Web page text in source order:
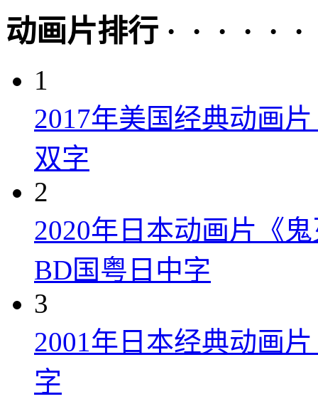
动画片排行 · · · · · ·
1
2017年美国经典动画
双字
2
2020年日本动画片《
BD国粤日中字
3
2001年日本经典动画
字